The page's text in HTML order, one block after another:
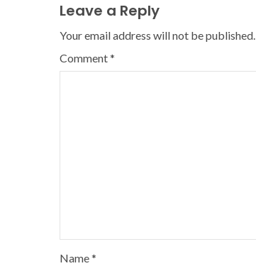
Leave a Reply
Your email address will not be published.
Comment*
Name*